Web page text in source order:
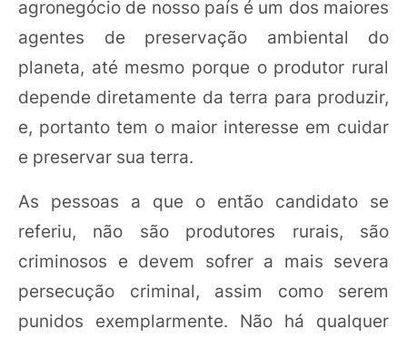
agronegócio de nosso país é um dos maiores
agentes de preservação ambiental do
planeta, até mesmo porque o produtor rural
depende diretamente da terra para produzir,
e, portanto tem o maior interesse em cuidar
e preservar sua terra.
As pessoas a que o então candidato se
referiu, não são produtores rurais, são
criminosos e devem sofrer a mais severa
persecução criminal, assim como serem
punidos exemplarmente. Não há qualquer